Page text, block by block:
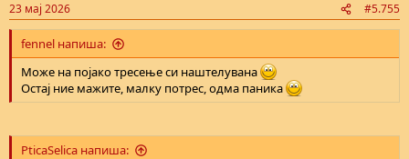
23 мај 2026 #5.755
fennel напиша:
Може на појако тресење си наштелувана
Остај ние мажите, малку потрес, одма паника
PticaSelica напиша: